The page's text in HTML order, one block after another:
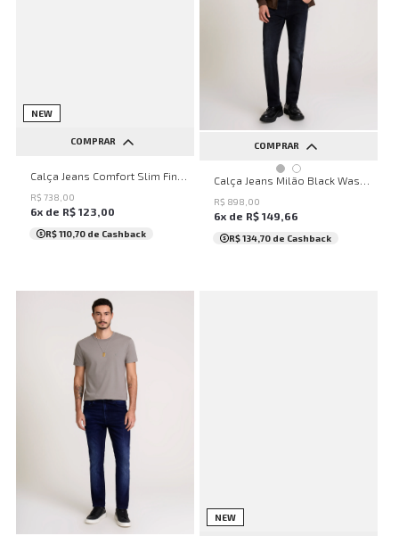
NEW
COMPRAR
38 40 42 44
R$ 738 00
6x de R$ 123 00
R$ 110,70 de Cashback
COMPRAR
36 38 40 42
44
R$ 898 00
6x de R$ 149 66
R$ 134,70 de Cashback
NEW